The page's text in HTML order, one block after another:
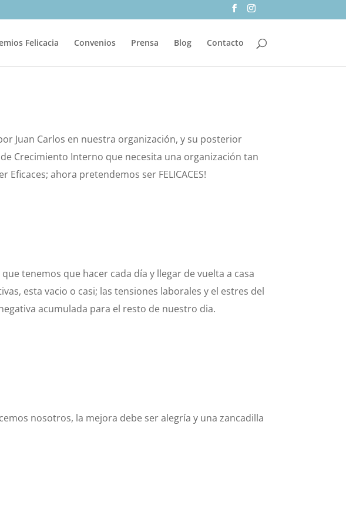
Felicacia Convenios Prensa Blog Contacto
Juan Carlos en nuestra organización, y su posterior
Crecimiento Interno que necesita una organización tan
ahora pretendemos ser FELICACES!
tenemos que hacer cada día y llegar de vuelta a casa
esta vacio o casi; las tensiones laborales y el estres del
acumulada para el resto de nuestro dia.
nosotros, la mejora debe ser alegría y una zancadilla